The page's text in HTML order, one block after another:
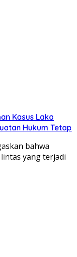
Kasus Laka
Hukum Tetap
bahwa
yang terjadi